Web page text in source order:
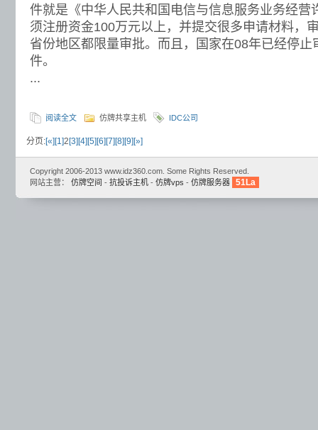
件就是《中华人民共和国电信与信息服务业务经营
须注册资金100万元以上，并提交很多申请材料，
省份地区都限量审批。而且，国家在08年已经停止
件。
...
阅读全文 仿牌共享主机 IDC公司
分页:[«] [1]2 [3] [4] [5] [6] [7] [8] [9] [»]
Copyright 2006-2013 www.idz360.com. Some Rights Reserved.
网站主营： 仿牌空间 - 抗投诉主机 - 仿牌vps - 仿牌服务器 51La